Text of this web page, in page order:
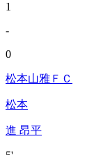
1
-
0
松本山雅ＦＣ
松本
進 昂平